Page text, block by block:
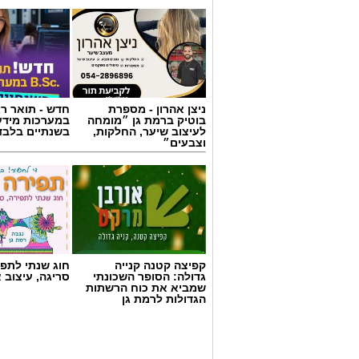
צילום: מד"א הצלה דרום
מגן דוד אדום פרסם הבוקר קריאה דחופה
התרמת הדם ברחבי הארץ, בעקבות
מלאי הדם בבנק הדם הלאומי הולך
ניצן אהרון - מספרת
בוטיק ברמת גן ״מומחה
לעיצוב שיער, החלקות,
וצבעים״
חדש - תואר
במערכות
בשנתיים
קפיצה קטנה קנייה
גדולה: הסופר השכונתי
שמביא את כוח הרשתות
הגדולות לרמת גן
חוג שנתי
סריגה, עיצוב